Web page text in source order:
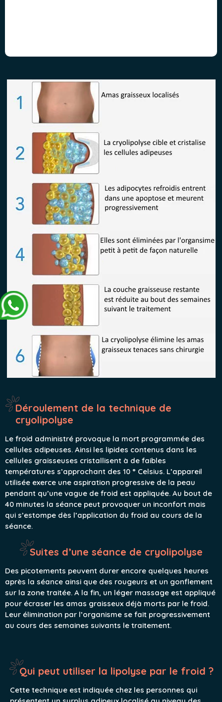
Déroulement de la technique de
cryolipolyse
Le froid administré provoque la mort programmée des
cellules adipeuses. Ainsi les lipides contenus dans les
cellules graisseuses cristallisent à de faibles
températures s’approchant des 10 ° Celsius. L’appareil
utilisée exerce une aspiration progressive de la peau
pendant qu’une vague de froid est appliquée. Au bout de
40 minutes la séance peut provoquer un inconfort mais
qui s’estompe dès l’application du froid au cours de la
séance.
Suites d’une séance de cryolipolyse
Des picotements peuvent durer encore quelques heures
après la séance ainsi que des rougeurs et un gonflement
sur la zone traitée. A la fin, un léger massage est appliqué
pour écraser les amas graisseux déjà morts par le froid.
Leur élimination par l’organisme se fait progressivement
au cours des semaines suivants le traitement.
Qui peut utiliser la lipolyse par le froid ?
Cette technique est indiquée chez les personnes qui